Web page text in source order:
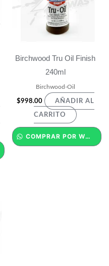
Birchwood Tru Oil Finish
240ml
Birchwood-Oil
$998.00 AÑADIR AL
CARRITO
COMPRAR POR WHATSAPP